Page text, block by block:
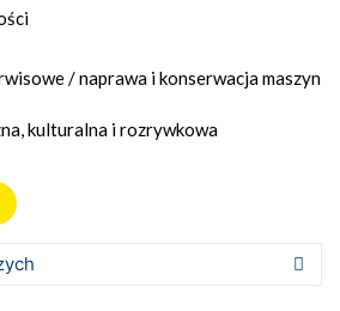
/ naprawa i konserwacja maszyn
kulturalna i rozrywkowa